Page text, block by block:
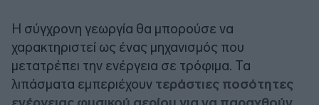
Η σύγχρονη γεωργία θα μπορούσε να
χαρακτηριστεί ως ένας μηχανισμός που
μετατρέπει την ενέργεια σε τρόφιμα. Τα
λιπάσματα εμπεριέχουν τεράστιες ποσότητες